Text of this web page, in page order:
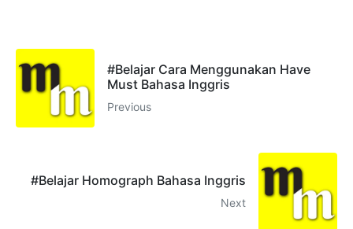
#Belajar Cara Menggunakan Have
Must Bahasa Inggris
Previous
#Belajar Homograph Bahasa Inggris
Next